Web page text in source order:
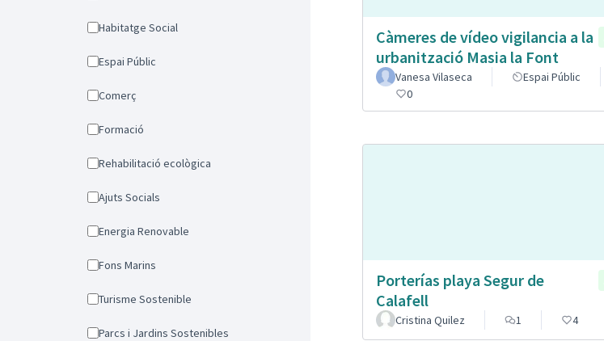
Habitatge Social
Espai Públic
Comerç
Formació
Rehabilitació ecològica
Ajuts Socials
Energia Renovable
Fons Marins
Turisme Sostenible
Parcs i Jardins Sostenibles
Càmeres de vídeo vigilancia a la
urbanització Masia la Font
Vanesa Vilaseca Espai Públic
0
Porterías playa Segur de
Calafell
Cristina Quilez 1 4